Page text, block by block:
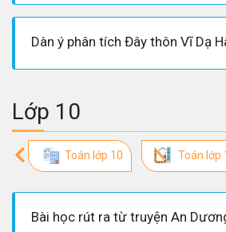
Lớp 10
Toán lớp 10 Toán lớp